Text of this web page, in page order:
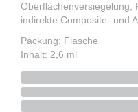
Oberflächenversiegelung,
indirekte Composite- und
Packung: Flasche
Inhalt: 2,6 ml